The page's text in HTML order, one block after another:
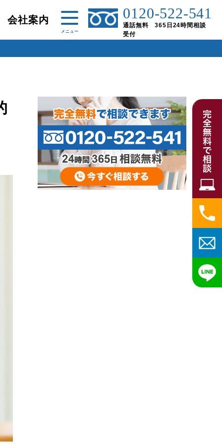
会社案内 0120-522-541
通話無料 365日24時間相談
受付